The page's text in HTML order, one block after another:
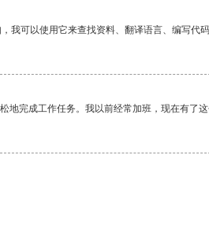
我可以使用它来查找资料、翻译语言、编写代码
完成工作任务。我以前经常加班，现在有了